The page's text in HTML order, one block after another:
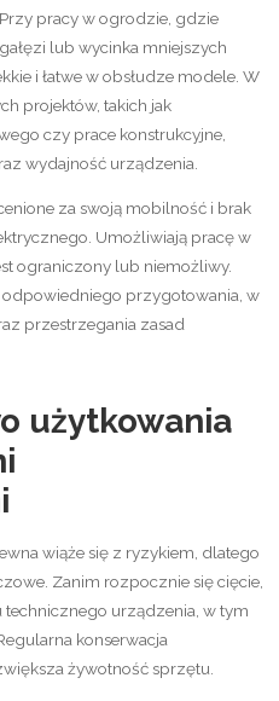
pracy w ogrodzie, gdzie
lub wycinka mniejszych
i łatwe w obsłudze modele. W
projektów, takich jak
czy prace konstrukcyjne,
wydajność urządzenia.
za swoją mobilność i brak
Umożliwiają pracę w
ograniczony lub niemożliwy.
odpowiedniego przygotowania, w
przestrzegania zasad
użytkowania
wiąże się z ryzykiem, dlatego
Zanim rozpocznie się cięcie,
technicznego urządzenia, w tym
konserwacja
żywotność sprzętu.